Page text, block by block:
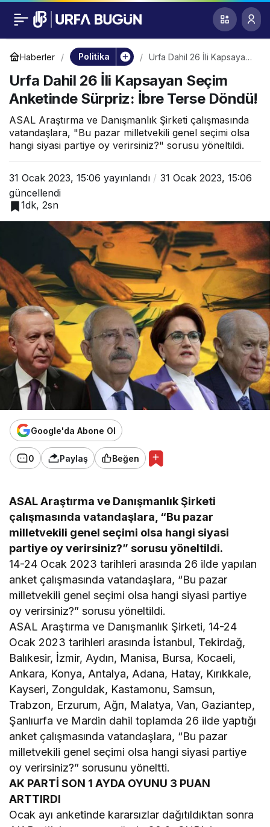
Haberler Politika
Urfa Dahil 26 İli Kapsayan
İbre Terse Döndü!
Urfa Dahil 26 İli Kapsayan Seçim
Anketinde Sürpriz: İbre Terse Döndü!
ASAL Araştırma ve Danışmanlık Şirketi çalışmasında
vatandaşlara, "Bu pazar milletvekili genel seçimi olsa
hangi siyasi partiye oy verirsiniz?" sorusu yöneltildi.
31 Ocak 2023, 15:06 yayınlandı
31 Ocak 2023, 15:06
güncellendi
1dk, 2sn
Google'da Abone Ol
0 Paylaş Beğen
ASAL Araştırma ve Danışmanlık Şirketi
çalışmasında vatandaşlara, “Bu pazar
milletvekili genel seçimi olsa hangi siyasi
partiye oy verirsiniz?” sorusu yöneltildi.
14-24 Ocak 2023 tarihleri arasında 26 ilde yapılan
anket çalışmasında vatandaşlara, “Bu pazar
milletvekili genel seçimi olsa hangi siyasi partiye
oy verirsiniz?” sorusu yöneltildi.
ASAL Araştırma ve Danışmanlık Şirketi, 14-24
Ocak 2023 tarihleri arasında İstanbul, Tekirdağ,
Balıkesir, İzmir, Aydın, Manisa, Bursa, Kocaeli,
Ankara, Konya, Antalya, Adana, Hatay, Kırıkkale,
Kayseri, Zonguldak, Kastamonu, Samsun,
Trabzon, Erzurum, Ağrı, Malatya, Van, Gaziantep,
Şanlıurfa ve Mardin dahil toplamda 26 ilde yaptığı
anket çalışmasında vatandaşlara, “Bu pazar
milletvekili genel seçimi olsa hangi siyasi partiye
oy verirsiniz?” sorusunu yöneltti.
AK PARTİ SON 1 AYDA OYUNU 3 PUAN
ARTTIRDI
Ocak ayı anketinde kararsızlar dağıtıldıktan sonra
Urfa Dahil 26 İli
Kapsayan Seçim
Anketinde Sürpriz:
İbre Terse Döndü!
0